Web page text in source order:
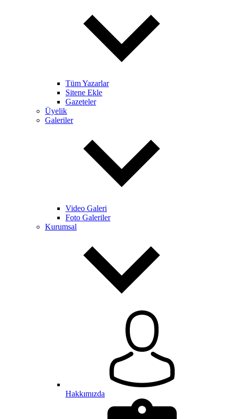
Tüm Yazarlar
Sitene Ekle
Gazeteler
Üyelik
Galeriler
Video Galeri
Foto Galeriler
Kurumsal
Hakkımızda